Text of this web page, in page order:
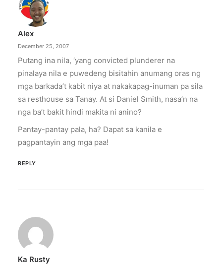
Alex
December 25, 2007
Putang ina nila, ‘yang convicted plunderer na
pinalaya nila e puwedeng bisitahin anumang oras ng
mga barkada’t kabit niya at nakakapag-inuman pa sila
sa resthouse sa Tanay. At si Daniel Smith, nasa’n na
nga ba’t bakit hindi makita ni anino?
Pantay-pantay pala, ha? Dapat sa kanila e
pagpantayin ang mga paa!
REPLY
Ka Rusty